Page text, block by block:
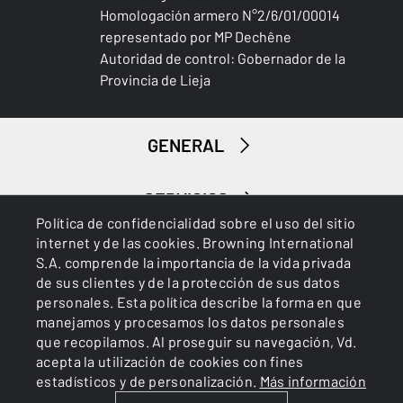
Política de confidencialidad sobre el uso del sitio
internet y de las cookies. Browning International
S.A. comprende la importancia de la vida privada
de sus clientes y de la protección de sus datos
personales. Esta política describe la forma en que
manejamos y procesamos los datos personales
que recopilamos. Al proseguir su navegación, Vd.
acepta la utilización de cookies con fines
estadísticos y de personalización. Más información
MATERIAL DE LA CULATA Y DEL GUARDAMANO
PALM SWELL
INCLINACIÓN DEL TALÓN (MM)
38-54 mm
CANTONERA
Inflex II
SISTEMA DE CANTONERA
Homologación armero N°2/6/01/00014
representado por MP Dechêne
Autoridad de control: Gobernador de la
Provincia de Lieja
GENERAL
SERVICIOS
Cookies Política de privacidad